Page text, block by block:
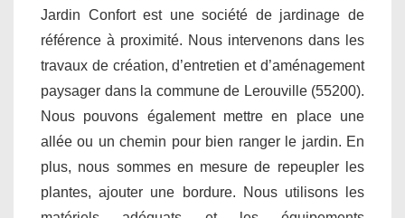
Jardin Confort est une société de jardinage de
référence à proximité. Nous intervenons dans les
travaux de création, d’entretien et d’aménagement
paysager dans la commune de Lerouville (55200).
Nous pouvons également mettre en place une
allée ou un chemin pour bien ranger le jardin. En
plus, nous sommes en mesure de repeupler les
plantes, ajouter une bordure. Nous utilisons les